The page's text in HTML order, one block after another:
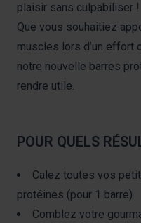
plaisir sans culpabiliser !
Que vous souhaitiez
muscles lors d’un effort
notre nouvelle barres
rendre utile.
POUR QUELS
Calez toutes vos
protéines (pour 1 barre)
Comblez votre